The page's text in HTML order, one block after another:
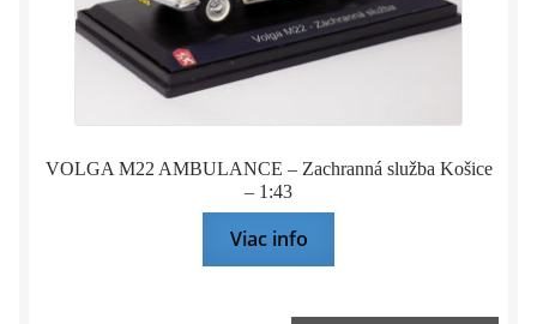
VOLGA M22 AMBULANCE – Zachranná služba Košice
– 1:43
Viac info